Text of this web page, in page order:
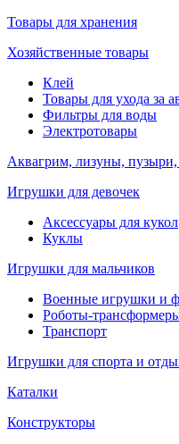
Товары для хранения
Хозяйственные товары
Клей
Товары для ухода за
Фильтры для воды
Электротовары
Аквагрим, лизуны, пузыри,
Игрушки для девочек
Аксессуары для кукол
Куклы
Игрушки для мальчиков
Военные игрушки и
Роботы-
Транспорт
Игрушки для спорта и
Каталки
Конструкторы